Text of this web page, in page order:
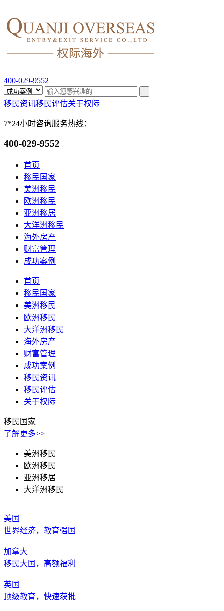
400-029-9552
移民资讯移民评估关于权际
7*24小时咨询服务热线：
400-029-9552
首页
移民国家
美洲移民
欧洲移民
亚洲移居
大洋洲移民
海外房产
财富管理
成功案例
首页
移民国家
美洲移民
欧洲移民
大洋洲移民
海外房产
财富管理
成功案例
移民资讯
移民评估
关于权际
移民国家
了解更多>>
美洲移民
欧洲移民
亚洲移居
大洋洲移民
美国
世界经济，教育强国
加拿大
移民大国，高额福利
英国
顶级教育，快速获批